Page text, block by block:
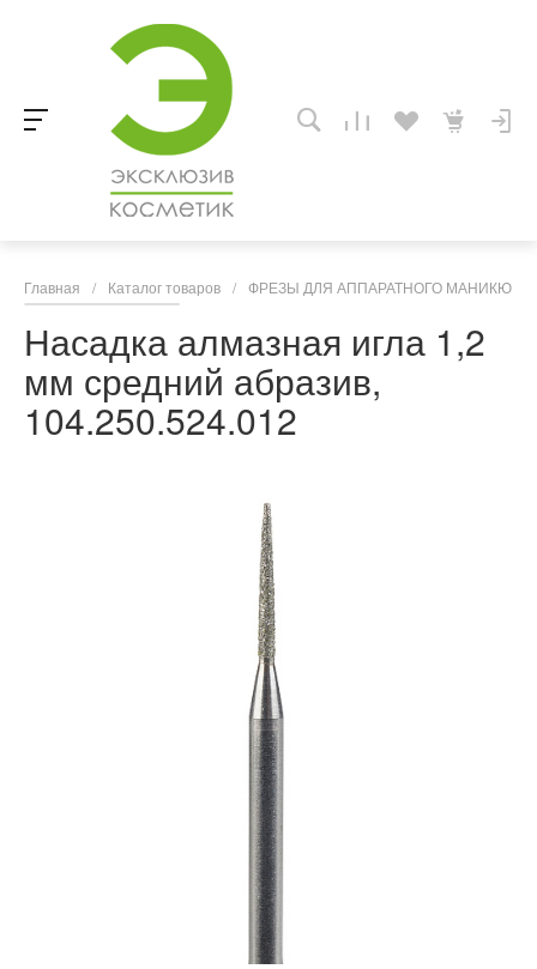
Главная / Каталог товаров / ФРЕЗЫ ДЛЯ АППАРАТНОГО
Насадка алмазная игла 1,2
мм средний абразив,
104.250.524.012